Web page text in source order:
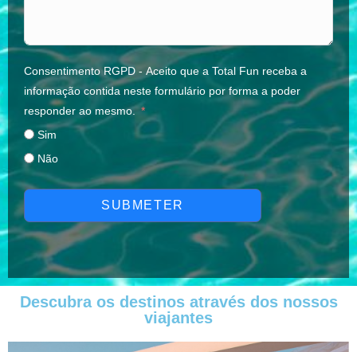
Consentimento RGPD - Aceito que a Total Fun receba a
informação contida neste formulário por forma a poder
responder ao mesmo.
Sim
Não
SUBMETER
Descubra os destinos através dos nossos
viajantes